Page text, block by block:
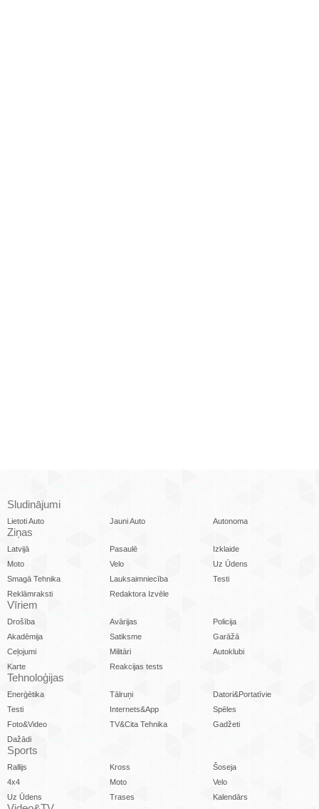
Sludinājumi
Lietoti Auto Jauni Auto Autonoma
Ziņas
Latvijā Pasaulē
Izklaide
Moto
Velo
Uz Ūdens
Smagā Tehnika
Lauksaimniecība
Testi
Reklāmraksti
Redaktora Izvēle
Vīriem
Drošība Avārijas
Policija
Akadēmija
Satiksme
Garāžā
Ceļojumi
Militāri
Autoklubi
Karte
Reakcijas tests
Tehnoloģijas
Enerģētika Tālruņi
Datori&Portatīvie
Testi
Internets&App
Spēles
Foto&Video
TV&Cita Tehnika
Gadžeti
Dažādi
Sports
Rallijs Kross
Šoseja
4x4
Moto
Velo
Uz Ūdens
Trases Kalendārs